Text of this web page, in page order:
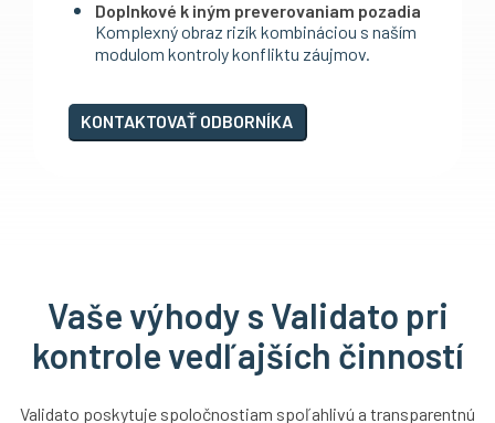
Doplnkové k iným preverovaniam pozadia
Komplexný obraz rizík kombináciou s naším
modulom kontroly konfliktu záujmov.
KONTAKTOVAŤ ODBORNÍKA
Vaše výhody s Validato pri
kontrole vedľajších činností
Validato poskytuje spoločnostiam spoľahlivú a transparentnú